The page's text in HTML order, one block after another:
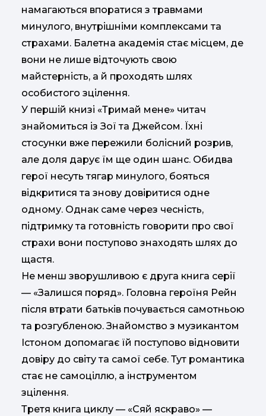
намагаються впоратися з травмами
минулого, внутрішніми комплексами та
страхами. Балетна академія стає місцем, де
вони не лише відточують свою
майстерність, а й проходять шлях
особистого зцілення.
У першій книзі «Тримай мене» читач
знайомиться із Зої та Джейсом. Їхні
стосунки вже пережили болісний розрив,
але доля дарує їм ще один шанс. Обидва
герої несуть тягар минулого, бояться
відкритися та знову довіритися одне
одному. Однак саме через чесність,
підтримку та готовність говорити про свої
страхи вони поступово знаходять шлях до
щастя.
Не менш зворушливою є друга книга серії
— «Залишся поряд». Головна героїня Рейн
після втрати батьків почувається самотньою
та розгубленою. Знайомство з музикантом
Істоном допомагає їй поступово відновити
довіру до світу та самої себе. Тут романтика
стає не самоціллю, а інструментом
зцілення.
Третя книга циклу — «Сяй яскраво» —